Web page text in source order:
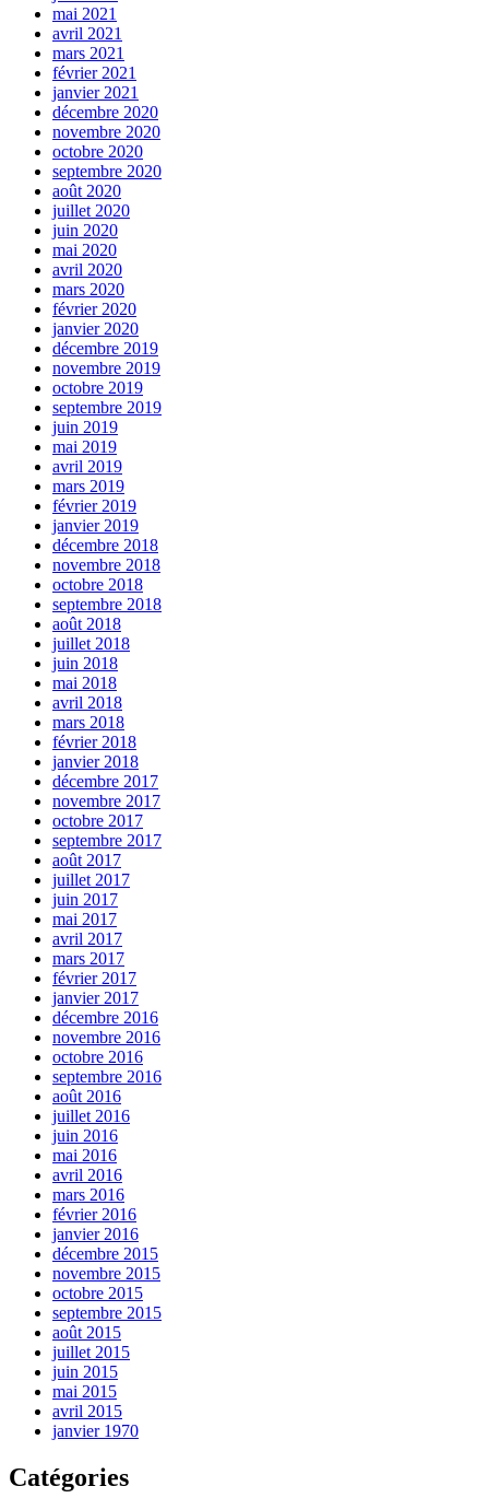
mai 2021
avril 2021
mars 2021
février 2021
janvier 2021
décembre 2020
novembre 2020
octobre 2020
septembre 2020
août 2020
juillet 2020
juin 2020
mai 2020
avril 2020
mars 2020
février 2020
janvier 2020
décembre 2019
novembre 2019
octobre 2019
septembre 2019
juin 2019
mai 2019
avril 2019
mars 2019
février 2019
janvier 2019
décembre 2018
novembre 2018
octobre 2018
septembre 2018
août 2018
juillet 2018
juin 2018
mai 2018
avril 2018
mars 2018
février 2018
janvier 2018
décembre 2017
novembre 2017
octobre 2017
septembre 2017
août 2017
juillet 2017
juin 2017
mai 2017
avril 2017
mars 2017
février 2017
janvier 2017
décembre 2016
novembre 2016
octobre 2016
septembre 2016
août 2016
juillet 2016
juin 2016
mai 2016
avril 2016
mars 2016
février 2016
janvier 2016
décembre 2015
novembre 2015
octobre 2015
septembre 2015
août 2015
juillet 2015
juin 2015
mai 2015
avril 2015
janvier 1970
Catégories